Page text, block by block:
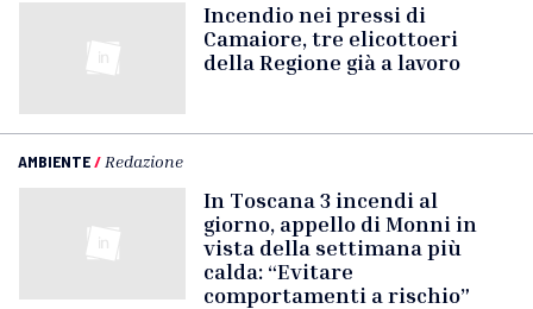
Incendio nei pressi di
Camaiore, tre elicottoeri
della Regione già a lavoro
AMBIENTE/ Redazione
In Toscana 3 incendi al
giorno, appello di Monni in
vista della settimana più
calda: “Evitare
comportamenti a rischio”